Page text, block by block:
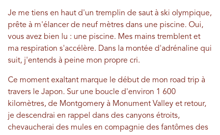
Je me tiens en haut d'un tremplin de saut à ski olympique,
prête à m'élancer de neuf mètres dans une piscine. Oui,
vous avez bien lu : une piscine. Mes mains tremblent et
ma respiration s'accélère. Dans la montée d'adrénaline qui
suit, j'entends à peine mon propre cri.
Ce moment exaltant marque le début de mon road trip à
travers le Japon. Sur une boucle d'environ 1 600
kilomètres, de Montgomery à Monument Valley et retour,
je descendrai en rappel dans des canyons étroits,
chevaucherai des mules en compagnie des fantômes des